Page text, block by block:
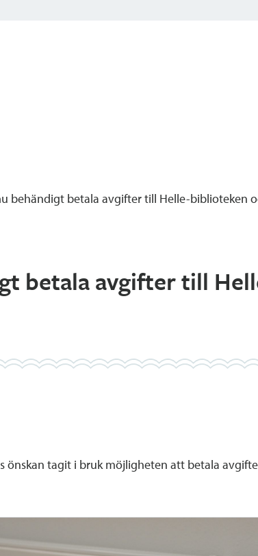
behändigt betala avgifter till Helle-biblioteken
betala avgifter till
tagit i bruk möjligheten att betala